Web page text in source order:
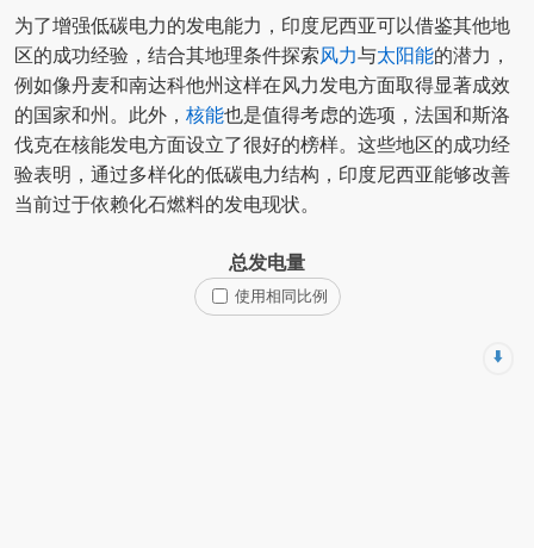
为了增强低碳电力的发电能力，印度尼西亚可以借鉴其他地
区的成功经验，结合其地理条件探索风力与太阳能的潜力，
例如像丹麦和南达科他州这样在风力发电方面取得显著成效
的国家和州。此外， 核能也是值得考虑的选项，法国和斯洛
伐克在核能发电方面设立了很好的榜样。这些地区的成功经
验表明，通过多样化的低碳电力结构，印度尼西亚能够改善
当前过于依赖化石燃料的发电现状。
总发电量
使用相同比例
⬇️